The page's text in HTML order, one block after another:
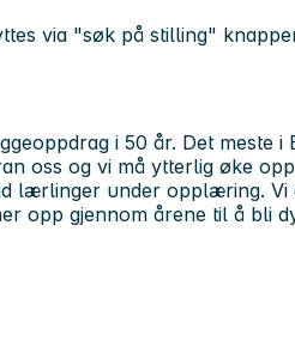
via "søk på stilling"
i 50 år. Det meste i
oss og vi må ytterlig øke
lærlinger under opplæring.
opp gjennom årene til å bli